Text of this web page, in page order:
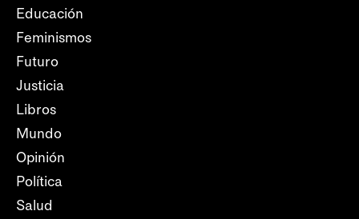
Educación
Feminismos
Futuro
Justicia
Libros
Mundo
Opinión
Política
Salud